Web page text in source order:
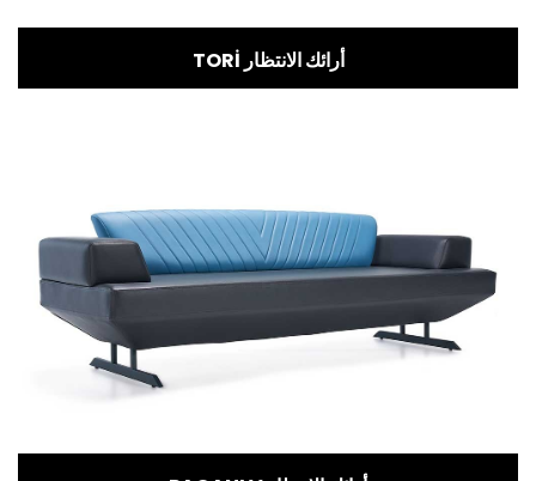
TORİ أرائك الانتظار